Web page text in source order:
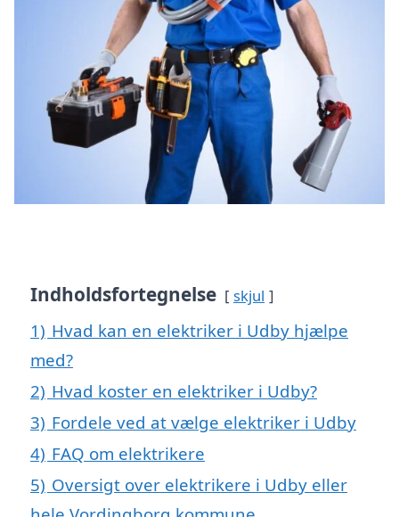
Indholdsfortegnelse skjul
1) Hvad kan en elektriker i Udby hjælpe
med?
2) Hvad koster en elektriker i Udby?
3) Fordele ved at vælge elektriker i Udby
4) FAQ om elektrikere
5) Oversigt over elektrikere i Udby eller